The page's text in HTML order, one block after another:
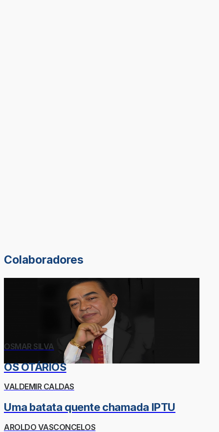
Colaboradores
OSMAR SILVA
OS OTÁRIOS
VALDEMIR CALDAS
Uma batata quente chamada IPTU
AROLDO VASCONCELOS